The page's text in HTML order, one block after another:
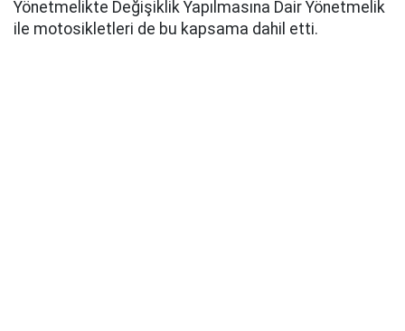
Yönetmelikte Değişiklik Yapılmasına Dair Yönetmelik
ile motosikletleri de bu kapsama dahil etti.